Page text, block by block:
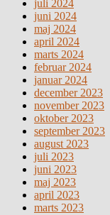
juli 2024
juni 2024
maj 2024
april 2024
marts 2024
februar 2024
januar 2024
december 2023
november 2023
oktober 2023
september 2023
august 2023
juli 2023
juni 2023
maj 2023
april 2023
marts 2023